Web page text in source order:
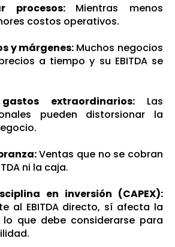
procesos: Mientras menos
costos operativos.
y márgenes: Muchos negocios
a tiempo y su EBITDA se
extraordinarios: Las
pueden distorsionar la
Ventas que no se cobran
ni la caja.
en inversión (CAPEX):
al EBITDA directo, sí afecta la
que debe considerarse para